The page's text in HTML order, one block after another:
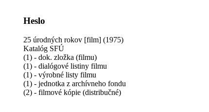
Heslo
25 úrodných rokov [film] (1975)
Katalóg SFÚ
(1) - dok. zložka (filmu)
(1) - dialógové listiny filmu
(1) - výrobné listy filmu
(1) - jednotka z archívneho fondu
(2) - filmové kópie (distribučné)